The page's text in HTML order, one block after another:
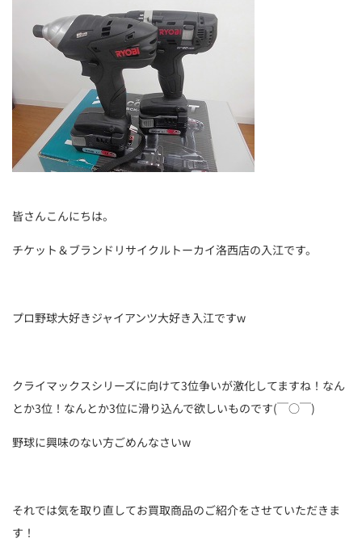
皆さんこんにちは。
チケット＆ブランドリサイクルトーカイ洛西店の入江です。
プロ野球大好きジャイアンツ大好き入江ですw
クライマックスシリーズに向けて3位争いが激化してますね！なん
とか3位！なんとか3位に滑り込んで欲しいものです(￣○￣)
野球に興味のない方ごめんなさいw
それでは気を取り直してお買取商品のご紹介をさせていただきま
す！